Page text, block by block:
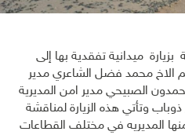
ميدانية تفقدية بها إلى
الاخ محمد فضل الشاعري مدير
الصبيحي مدير امن المديرية
وتأتي هذه الزيارة لمناقشة
المديريه في مختلف القطاعات